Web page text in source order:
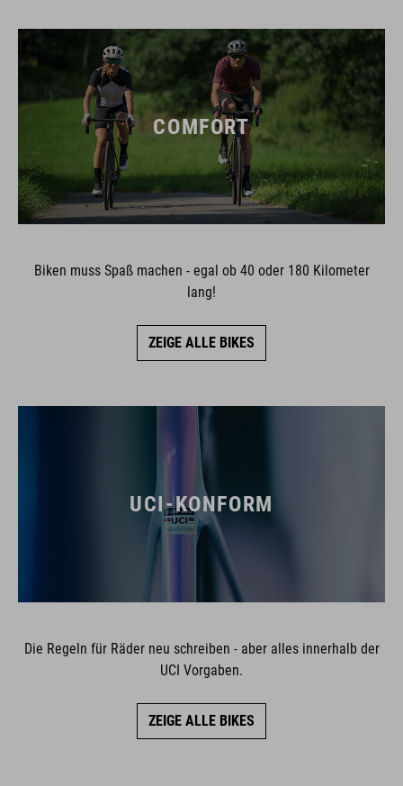
COMFORT
Biken muss Spaß machen - egal ob 40 oder 180 Kilometer
lang!
ZEIGE ALLE BIKES
UCI-KONFORM
Die Regeln für Räder neu schreiben - aber alles innerhalb der
UCI Vorgaben.
ZEIGE ALLE BIKES